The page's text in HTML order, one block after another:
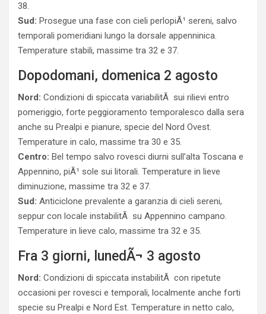
38.
Sud: Prosegue una fase con cieli perlopiÃ¹ sereni, salvo
temporali pomeridiani lungo la dorsale appenninica.
Temperature stabili, massime tra 32 e 37.
Dopodomani, domenica 2 agosto
Nord: Condizioni di spiccata variabilitÃ sui rilievi entro
pomeriggio, forte peggioramento temporalesco dalla sera
anche su Prealpi e pianure, specie del Nord Ovest.
Temperature in calo, massime tra 30 e 35.
Centro: Bel tempo salvo rovesci diurni sull’alta Toscana e
Appennino, piÃ¹ sole sui litorali. Temperature in lieve
diminuzione, massime tra 32 e 37.
Sud: Anticiclone prevalente a garanzia di cieli sereni,
seppur con locale instabilitÃ su Appennino campano.
Temperature in lieve calo, massime tra 32 e 35.
Fra 3 giorni, lunedÃ¬ 3 agosto
Nord: Condizioni di spiccata instabilitÃ con ripetute
occasioni per rovesci e temporali, localmente anche forti
specie su Prealpi e Nord Est. Temperature in netto calo,